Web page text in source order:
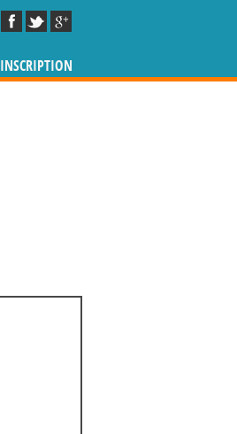
INSCRIPTION